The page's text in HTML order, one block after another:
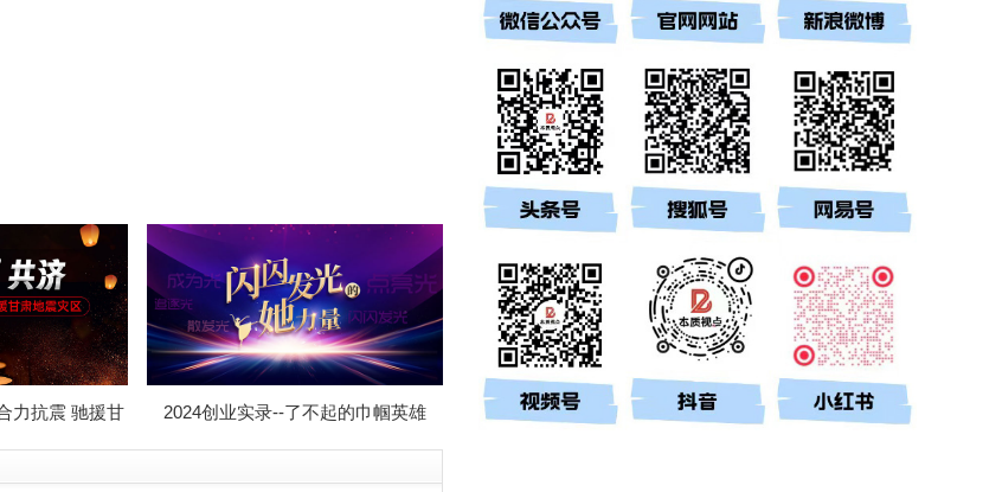
力抗震 驰援甘 2024创业实录--了不起的巾帼英雄